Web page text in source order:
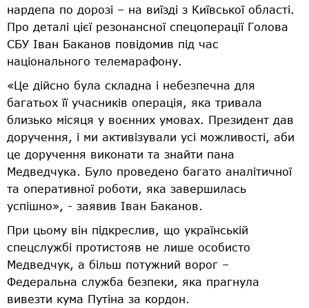
нардепа по дорозі – на виїзді з Київської області.
Про деталі цієї резонансної спецоперації Голова
СБУ Іван Баканов повідомив під час
національного телемарафону.
«Це дійсно була складна і небезпечна для
багатьох її учасників операція, яка тривала
близько місяця у воєнних умовах. Президент дав
доручення, і ми активізували усі можливості, аби
це доручення виконати та знайти пана
Медведчука. Було проведено багато аналітичної
та оперативної роботи, яка завершилась
успішно», - заявив Іван Баканов.
При цьому він підкреслив, що українській
спецслужбі протистояв не лише особисто
Медведчук, а більш потужний ворог –
Федеральна служба безпеки, яка прагнула
вивезти кума Путіна за кордон.